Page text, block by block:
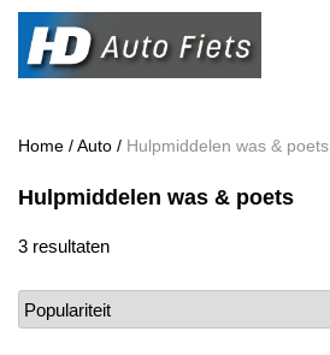
Home /Auto / Hulpmiddelen was & poets
Hulpmiddelen was & poets
3 resultaten